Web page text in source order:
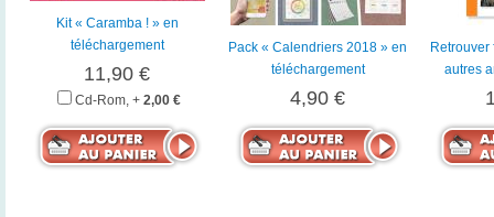
Kit « Caramba ! » en
téléchargement
11,90 €
Cd-Rom, + 2,00 €
Pack « Calendriers 2018 » en
téléchargement
4,90 €
autres